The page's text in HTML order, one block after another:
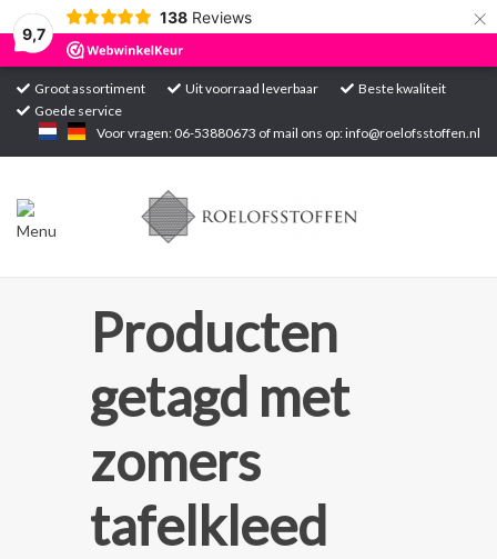
9,7
138 Reviews ×
Groot assortiment Uit voorraad leverbaar
Beste kwaliteit
Goede service
Voor vragen: 06-53880673 of mail ons op:info@roelofsstoffen.nl
Home
Producten
getagd met
zomers
tafelkleed